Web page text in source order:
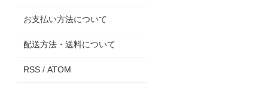
お支払い方法について
配送方法・送料について
RSS / ATOM